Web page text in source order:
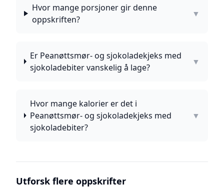
Hvor mange porsjoner gir denne
oppskriften?
▼
Er Peanøttsmør- og sjokoladekjeks med
sjokoladebiter vanskelig å lage?
▼
Hvor mange kalorier er det i
Peanøttsmør- og sjokoladekjeks med
sjokoladebiter?
▼
Utforsk flere oppskrifter